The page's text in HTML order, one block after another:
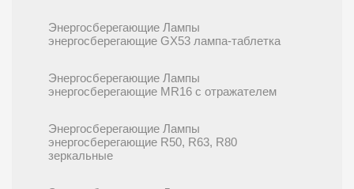
Энергосберегающие Лампы
энергосберегающие GX53 лампа-таблетка
Энергосберегающие Лампы
энергосберегающие MR16 с отражателем
Энергосберегающие Лампы
энергосберегающие R50, R63, R80
зеркальные